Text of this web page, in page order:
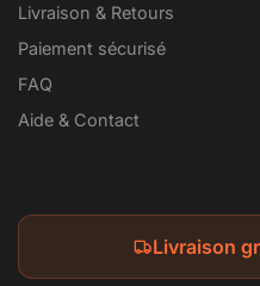
Livraison & Retours
Paiement sécurisé
FAQ
Aide & Contact
Livraison